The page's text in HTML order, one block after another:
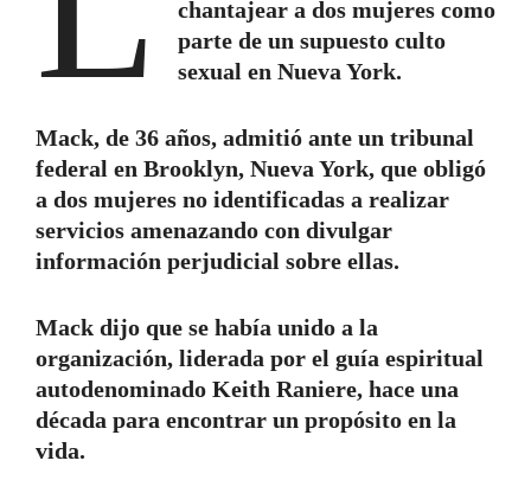
chantajear a dos mujeres como
parte de un supuesto culto
sexual en Nueva York.
Mack, de 36 años, admitió ante un tribunal
federal en Brooklyn, Nueva York, que obligó
a dos mujeres no identificadas a realizar
servicios amenazando con divulgar
información perjudicial sobre ellas.
Mack dijo que se había unido a la
organización, liderada por el guía espiritual
autodenominado Keith Raniere, hace una
década para encontrar un propósito en la
vida.